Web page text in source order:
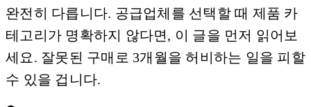
완전히 다릅니다. 공급업체를 선택할 때 제품 카
테고리가 명확하지 않다면, 이 글을 먼저 읽어보
세요. 잘못된 구매로 3개월을 허비하는 일을 피할
수 있을 겁니다.